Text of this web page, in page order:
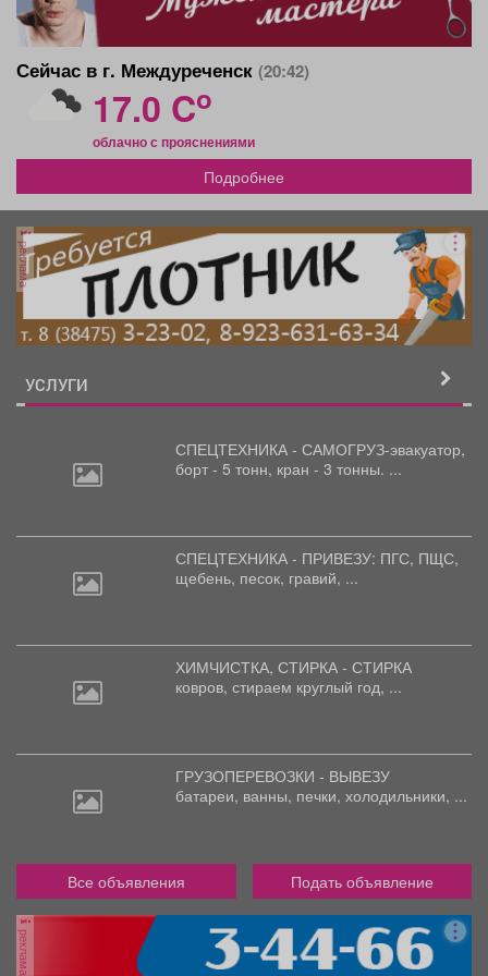
Сейчас в г. Междуреченск (20:42)
17.0 Co
облачно с прояснениями
Подробнее
реклама
УСЛУГИ
СПЕЦТЕХНИКА - САМОГРУЗ-эвакуатор,
борт - 5 тонн, кран - 3 тонны. ...
СПЕЦТЕХНИКА - ПРИВЕЗУ: ПГС, ПЩС,
щебень, песок, гравий, ...
ХИМЧИСТКА, СТИРКА - СТИРКА
ковров, стираем круглый год, ...
ГРУЗОПЕРЕВОЗКИ - ВЫВЕЗУ
батареи, ванны, печки, холодильники, ...
Все объявления Подать объявление
реклама